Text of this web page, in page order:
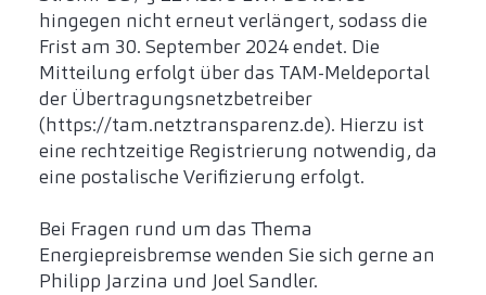
hingegen nicht erneut verlängert, sodass die
Frist am 30. September 2024 endet. Die
Mitteilung erfolgt über das TAM-Meldeportal
der Übertragungsnetzbetreiber
(https://tam.netztransparenz.de). Hierzu ist
eine rechtzeitige Registrierung notwendig, da
eine postalische Verifizierung erfolgt.
Bei Fragen rund um das Thema
Energiepreisbremse wenden Sie sich gerne an
Philipp Jarzina und Joel Sandler.